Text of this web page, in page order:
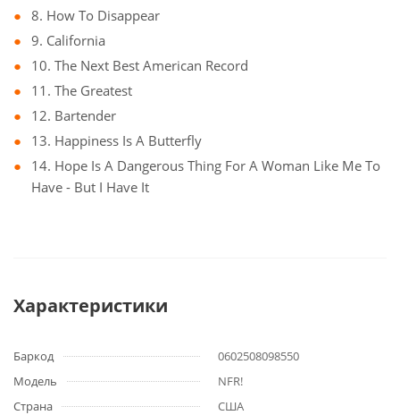
8. How To Disappear
9. California
10. The Next Best American Record
11. The Greatest
12. Bartender
13. Happiness Is A Butterfly
14. Hope Is A Dangerous Thing For A Woman Like Me To
Have - But I Have It
Характеристики
Баркод
0602508098550
Модель
NFR!
Страна
США